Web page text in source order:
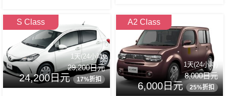
S Class
1天(24小時)
29,200日元
24,200日元 17%折扣
A2 Class
1天(24小時)
8,000日元
6,000日元 25%折扣